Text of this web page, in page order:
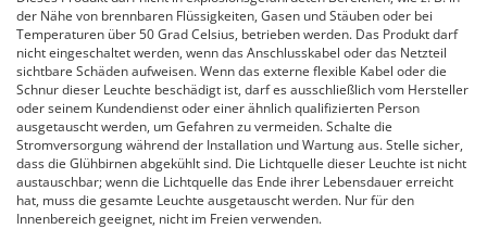
der Nähe von brennbaren Flüssigkeiten, Gasen und Stäuben oder bei
Temperaturen über 50 Grad Celsius, betrieben werden. Das Produkt darf
nicht eingeschaltet werden, wenn das Anschlusskabel oder das Netzteil
sichtbare Schäden aufweisen. Wenn das externe flexible Kabel oder die
Schnur dieser Leuchte beschädigt ist, darf es ausschließlich vom Hersteller
oder seinem Kundendienst oder einer ähnlich qualifizierten Person
ausgetauscht werden, um Gefahren zu vermeiden. Schalte die
Stromversorgung während der Installation und Wartung aus. Stelle sicher,
dass die Glühbirnen abgekühlt sind. Die Lichtquelle dieser Leuchte ist nicht
austauschbar; wenn die Lichtquelle das Ende ihrer Lebensdauer erreicht
hat, muss die gesamte Leuchte ausgetauscht werden. Nur für den
Innenbereich geeignet, nicht im Freien verwenden.